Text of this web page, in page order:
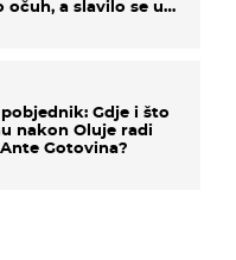
očuh, a slavilo se uz
Gdje i što
nakon Oluje radi
Gotovina?